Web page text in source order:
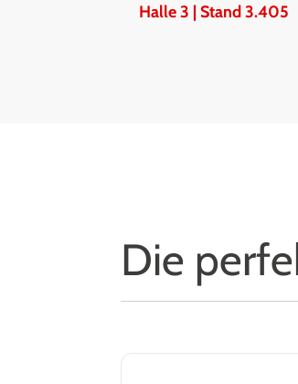
Halle 3 | Stand 3.405
Die